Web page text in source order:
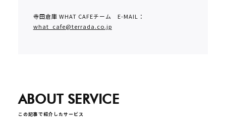
寺田倉庫 WHAT CAFEチーム E-MAIL：
what_cafe@terrada.co.jp
ABOUT SERVICE
この記事で紹介したサービス